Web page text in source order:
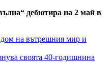
дебютира на 2 май в
на вътрешния мир и
своята 40-годишнина